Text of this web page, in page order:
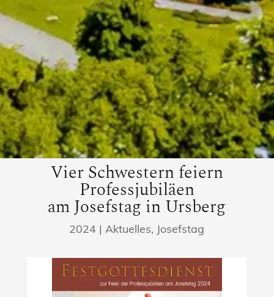
Vier Schwestern feiern
Professjubiläen
am Josefstag in Ursberg
2024 |Aktuelles, Josefstag